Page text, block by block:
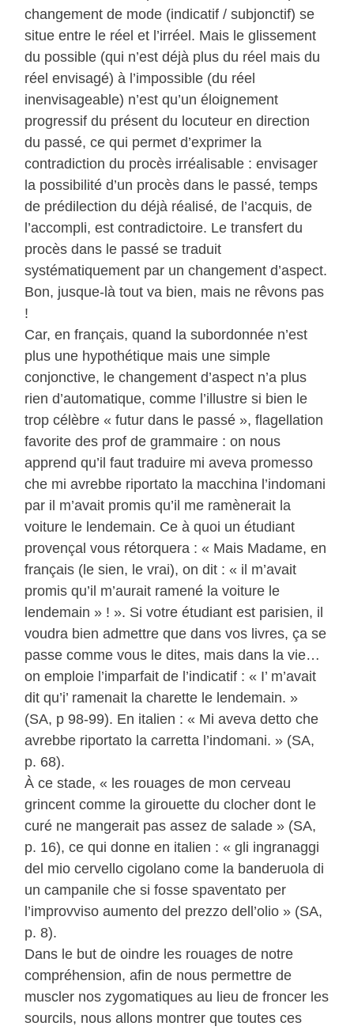
changement de mode (indicatif / subjonctif) se
situe entre le réel et l’irréel. Mais le glissement
du possible (qui n’est déjà plus du réel mais du
réel envisagé) à l’impossible (du réel
inenvisageable) n’est qu’un éloignement
progressif du présent du locuteur en direction
du passé, ce qui permet d’exprimer la
contradiction du procès irréalisable : envisager
la possibilité d’un procès dans le passé, temps
de prédilection du déjà réalisé, de l’acquis, de
l’accompli, est contradictoire. Le transfert du
procès dans le passé se traduit
systématiquement par un changement d’aspect.
Bon, jusque-là tout va bien, mais ne rêvons pas
!
Car, en français, quand la subordonnée n’est
plus une hypothétique mais une simple
conjonctive, le changement d’aspect n’a plus
rien d’automatique, comme l’illustre si bien le
trop célèbre « futur dans le passé », flagellation
favorite des prof de grammaire : on nous
apprend qu’il faut traduire mi aveva promesso
che mi avrebbe riportato la macchina l’indomani
par il m’avait promis qu’il me ramènerait la
voiture le lendemain. Ce à quoi un étudiant
provençal vous rétorquera : « Mais Madame, en
français (le sien, le vrai), on dit : « il m’avait
promis qu’il m’aurait ramené la voiture le
lendemain » ! ». Si votre étudiant est parisien, il
voudra bien admettre que dans vos livres, ça se
passe comme vous le dites, mais dans la vie…
on emploie l’imparfait de l’indicatif : « I’ m’avait
dit qu’i’ ramenait la charette le lendemain. »
(SA, p 98-99). En italien : « Mi aveva detto che
avrebbe riportato la carretta l’indomani. » (SA,
p. 68).
À ce stade, « les rouages de mon cerveau
grincent comme la girouette du clocher dont le
curé ne mangerait pas assez de salade » (SA,
p. 16), ce qui donne en italien : « gli ingranaggi
del mio cervello cigolano come la banderuola di
un campanile che si fosse spaventato per
l’improvviso aumento del prezzo dell’olio » (SA,
p. 8).
Dans le but de oindre les rouages de notre
compréhension, afin de nous permettre de
muscler nos zygomatiques au lieu de froncer les
sourcils, nous allons montrer que toutes ces